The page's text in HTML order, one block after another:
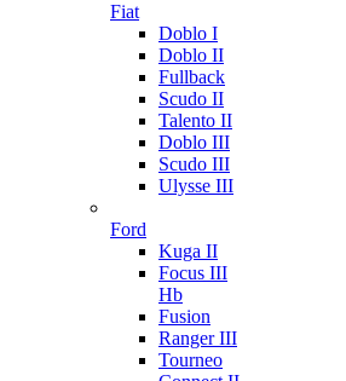
Fiat
Doblo I
Doblo II
Fullback
Scudo II
Talento II
Doblo III
Scudo III
Ulysse III
Ford
Kuga II
Focus III
Hb
Fusion
Ranger III
Tourneo